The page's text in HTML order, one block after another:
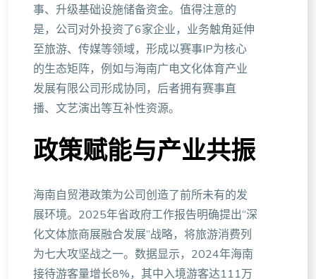
事、升级基础设施储备资金。值得注意的
是，公司对外投资了6家企业，业务触角延伸
至旅游、传媒等领域，形成以赛事IP为核心
的生态矩阵，例如与海南广电文化体育产业
发展有限公司形成协同，后者拥有赛事直
播、文艺演出等互补性资源。
政策赋能与产业共振
海南自贸港政策为公司创造了前所未有的发
展环境。2025年省政府工作报告明确提出“深
化文体旅商展融合发展”战略，将旅游消费列
为七大攻坚战之一。数据显示，2024年海南
接待游客量增长8%，其中入境游客达111万